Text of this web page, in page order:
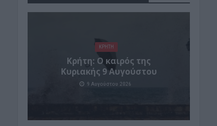
ΚΡΗΤΗ
Κρήτη: Ο καιρός της
Κυριακής 9 Αυγούστου
9 Αυγούστου 2026